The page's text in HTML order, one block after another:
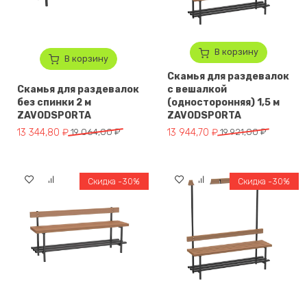
В корзину
Скамья для раздевалок
без спинки 2 м
ZAVODSPORTA
19 064,00₽
Первоначальная цена составляла 19 064,00 ₽.
13 344,80 ₽
Текущая цена: 13 344,80 ₽.
В корзину
Скамья для раздевалок
с вешалкой
(односторонняя) 1,5 м
ZAVODSPORTA
19 921,00₽
Первоначальная цена
13 944,70 ₽
Текущая цена: 13 944,70 ₽.
Скидка -30% Скидка -30%